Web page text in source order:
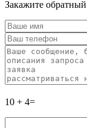
Закажите
10 + 4=